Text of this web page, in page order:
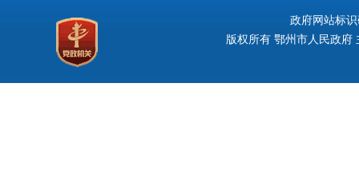
政府网站标
版权所有 鄂州市人民政府